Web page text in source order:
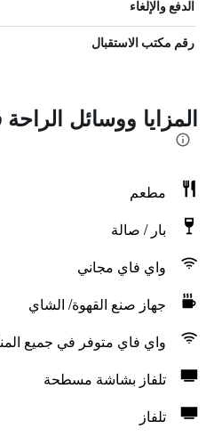
الدفع والإلغاء
رقم مكتب الاستقبال
المزايا ووسائل
مطعم
بار / صالة
واي فاي مجاني
جهاز صنع القهوة/ الشاي
واي فاي متوفر في جميع
تلفاز بشاشة مسطحة
تلفاز